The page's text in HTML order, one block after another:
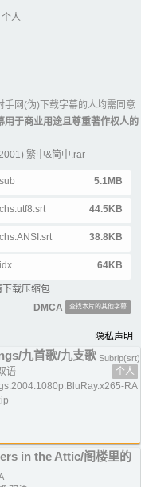
个人
手网(伪)下载字幕的人均需同意
用于商业用途且尊重著作权人的
繁中&简中.rar
5.1MB
44.5KB
38.8KB
64KB
载压缩包
DMCA
查找本片的其他字幕
隐私声明
九首歌/九支歌 Subrip(srt)
语
个人
RA
in the Attic/阁楼里的